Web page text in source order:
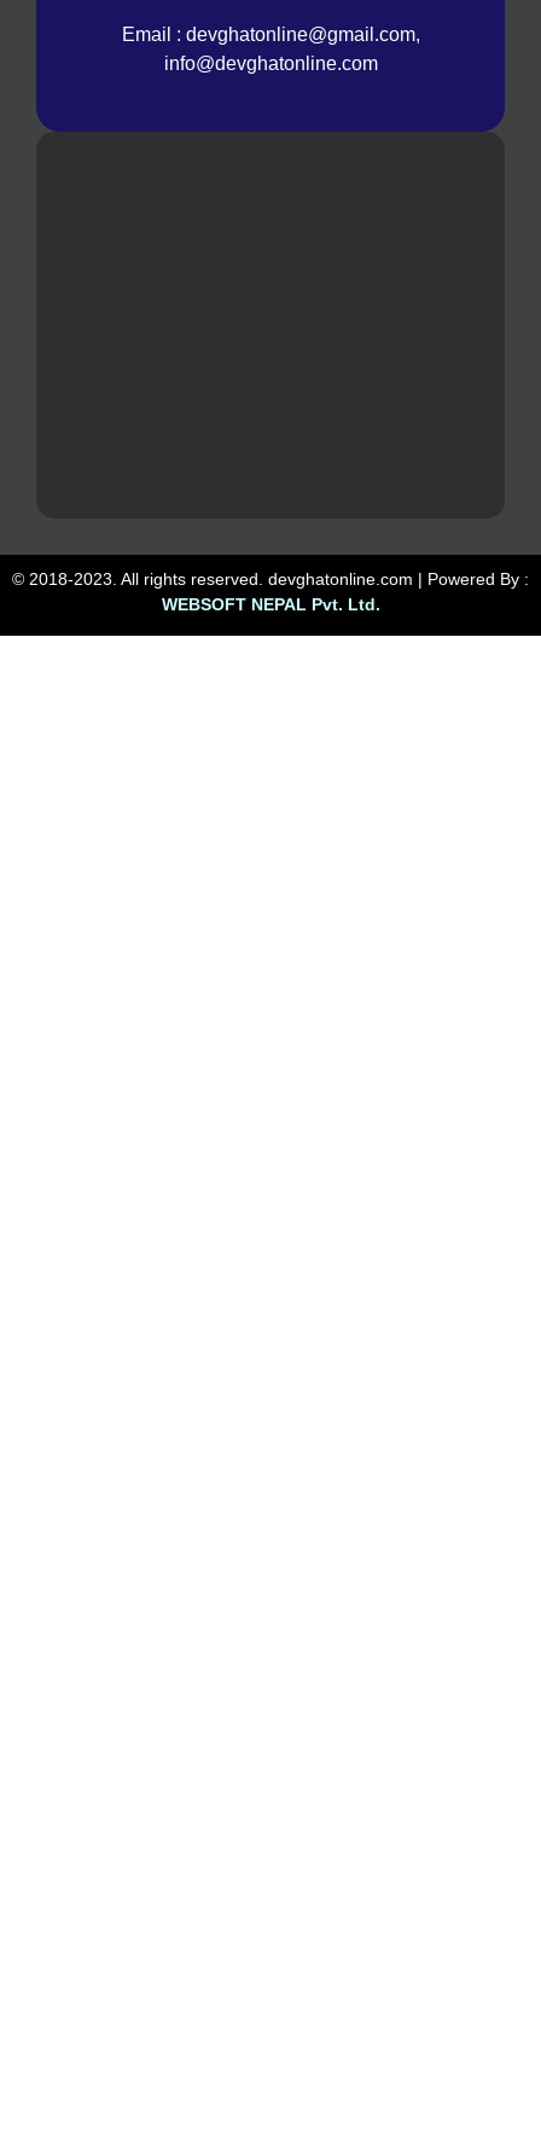
Email : devghatonline@gmail.com,
info@devghatonline.com
© 2018-2023. All rights reserved. devghatonline.com | Powered By :
WEBSOFT NEPAL Pvt. Ltd.